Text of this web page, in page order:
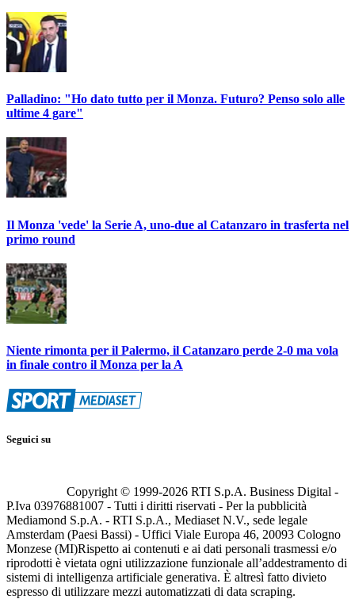
Palladino: "Ho dato tutto per il Monza. Futuro? Penso solo alle
ultime 4 gare"
Il Monza 'vede' la Serie A, uno-due al Catanzaro in trasferta nel
primo round
Niente rimonta per il Palermo, il Catanzaro perde 2-0 ma vola
in finale contro il Monza per la A
Seguici su
Copyright © 1999-2026 RTI S.p.A. Business Digital -
P.Iva 03976881007 - Tutti i diritti riservati - Per la pubblicità
Mediamond S.p.A. - RTI S.p.A., Mediaset N.V., sede legale
Amsterdam (Paesi Bassi) - Uffici Viale Europa 46, 20093 Cologno
Monzese (MI)Rispetto ai contenuti e ai dati personali trasmessi e/o
riprodotti è vietata ogni utilizzazione funzionale all’addestramento di
sistemi di intelligenza artificiale generativa. È altresì fatto divieto
espresso di utilizzare mezzi automatizzati di data scraping.